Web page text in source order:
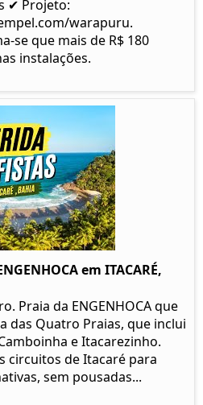
✔ Projeto:
warapuru.
se que mais de R$ 180
instalações.
em ITACARÉ,
Praia da ENGENHOCA que
das Quatro Praias, que inclui
e Itacarezinho.
circuitos de Itacaré para
sem pousadas...